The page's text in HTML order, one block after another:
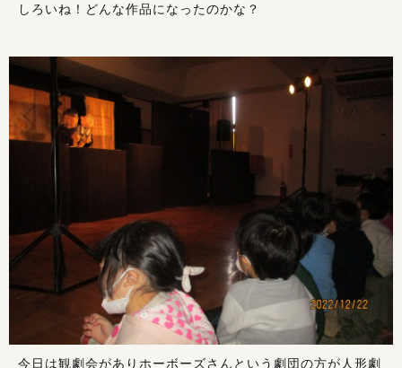
しろいね！どんな作品になったのかな？
今日は観劇会がありホーボーズさんという劇団の方が人形劇